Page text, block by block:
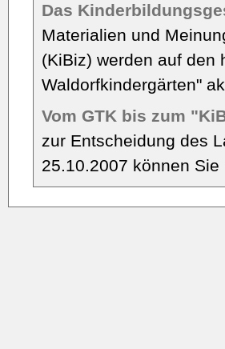
Das
Materialien und
(KiBiz) werden auf den
Waldorfkindergärten"
Vom GTK bis zum
zur Entscheidung des
25.10.2007 können